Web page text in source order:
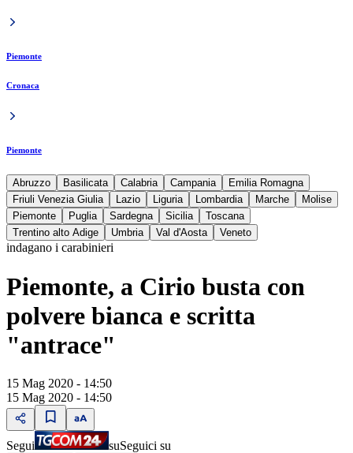
Piemonte
Cronaca
Piemonte
Abruzzo Basilicata Calabria Campania
Emilia Romagna
Friuli Venezia Giulia
Lazio Liguria Lombardia Marche
Molise
Piemonte
Puglia Sardegna Sicilia
Toscana
Trentino alto Adige
Umbria Val d'Aosta Veneto
indagano i carabinieri
Piemonte, a Cirio busta con
polvere bianca e scritta
"antrace"
15 Mag 2020 - 14:50
15 Mag 2020 - 14:50
Segui suSeguici su